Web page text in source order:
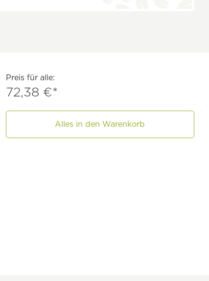
Preis für alle:
72,38 €*
Alles in den Warenkorb